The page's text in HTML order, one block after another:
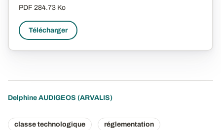
PDF 284.73 Ko
Télécharger
Delphine AUDIGEOS (ARVALIS)
classe technologique réglementation